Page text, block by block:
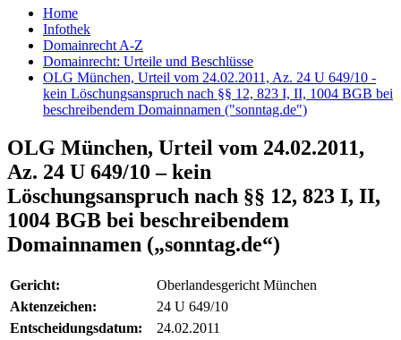
Home
Infothek
Domainrecht A-Z
Domainrecht: Urteile und Beschlüsse
OLG München, Urteil vom 24.02.2011, Az. 24 U 649/10 -
kein Löschungsanspruch nach §§ 12, 823 I, II, 1004 BGB bei
beschreibendem Domainnamen ("sonntag.de")
OLG München, Urteil vom 24.02.2011,
Az. 24 U 649/10 – kein
Löschungsanspruch nach §§ 12, 823 I, II,
1004 BGB bei beschreibendem
Domainnamen („sonntag.de“)
Gericht:
Oberlandesgericht München
Aktenzeichen:
24 U 649/10
Entscheidungsdatum:
24.02.2011